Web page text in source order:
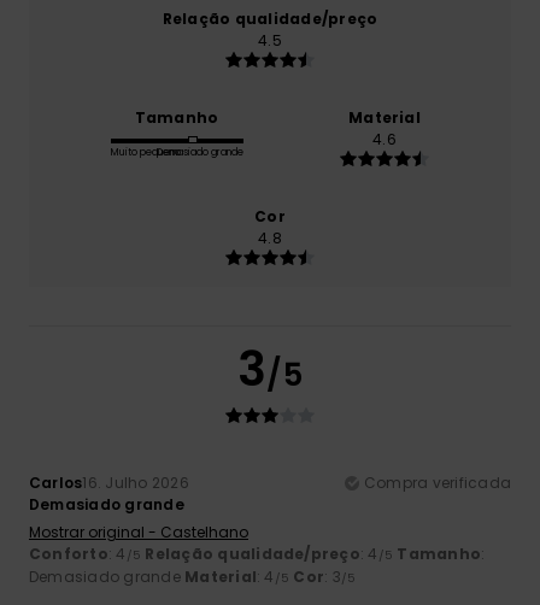
Relação qualidade/preço
4.5
Tamanho
Muito pequenoDemasiado grande
Material
4.6
Cor
4.8
3/5
Carlos16. Julho 2026
Compra verificada
Demasiado grande
Mostrar original - Castelhano
Conforto: 4 /5 Relação qualidade/preço: 4 /5 Tamanho:
Demasiado grande Material: 4 /5 Cor: 3/5